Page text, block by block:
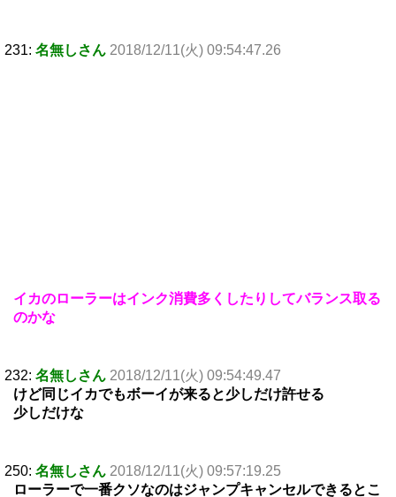
231: 名無しさん 2018/12/11(火) 09:54:47.26
イカのローラーはインク消費多くしたりしてバランス取る
のかな
232: 名無しさん 2018/12/11(火) 09:54:49.47
けど同じイカでもボーイが来ると少しだけ許せる
少しだけな
250: 名無しさん 2018/12/11(火) 09:57:19.25
ローラーで一番クソなのはジャンプキャンセルできるとこ